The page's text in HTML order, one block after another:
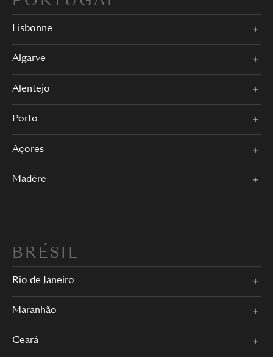
Lisbonne
Algarve
Alentejo
Porto
Açores
Madère
BRÉSIL
Rio de Janeiro
Maranhão
Ceará